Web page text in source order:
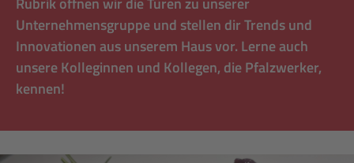
Unternehmensgruppe und stellen dir Trends und
Innovationen aus unserem Haus vor. Lerne auch
unsere Kolleginnen und Kollegen, die Pfalzwerker,
kennen!